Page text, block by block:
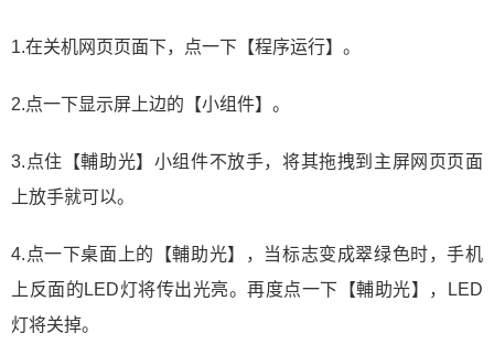
1.在关机网页页面下，点一下【程序运行】。
2.点一下显示屏上边的【小组件】。
3.点住【輔助光】小组件不放手，将其拖拽到主屏网页页面
上放手就可以。
4.点一下桌面上的【輔助光】，当标志变成翠绿色时，手机
上反面的LED灯将传出光亮。再度点一下【輔助光】，LED
灯将关掉。